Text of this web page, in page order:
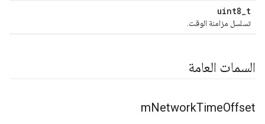
uint8_t
تسلسل مزامنة الوقت.
السمات العامة
mNetworkTimeOffset